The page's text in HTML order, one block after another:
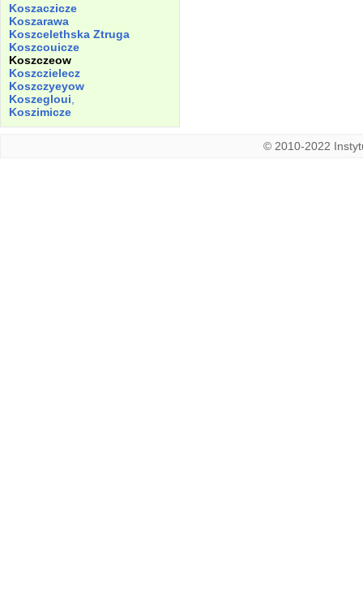
Koszaczicze
Koszarawa
Koszcelethska Ztruga
Koszcouicze
Koszczeow
Koszczielecz
Koszczyeyow
Koszegloui
Koszimicze
© 2010-2022